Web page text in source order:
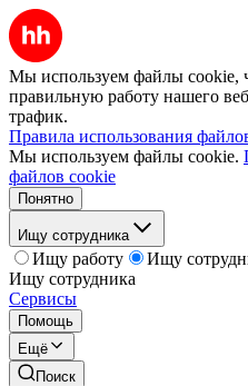
Мы используем файлы cookie,
правильную работу нашего
трафик.
Правила использования
Мы используем файлы cookie.
файлов cookie
Понятно
Ищу сотрудника
Ищу работу
Ищу
Ищу сотрудника
Сервисы
Помощь
Ещё
Поиск